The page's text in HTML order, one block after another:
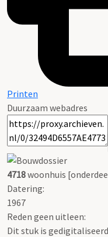
Printen
Duurzaam webadres
4718woonhuis
Datering:
1967
Reden geen uitleen:
Dit stuk is gedigitaliseerd